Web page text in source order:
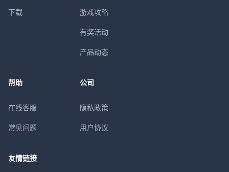
下载 游戏攻略
有奖活动
产品动态
帮助
在线客服
常见问题
公司
隐私政策
用户协议
友情链接